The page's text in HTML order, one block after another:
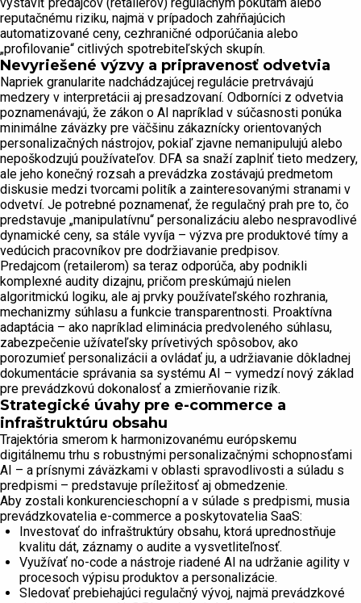
reputačnému riziku, najmä v prípadoch zahŕňajúcich
automatizované ceny, cezhraničné odporúčania alebo
„profilovanie“ citlivých spotrebiteľských skupín.
Nevyriešené výzvy a pripravenosť odvetvia
Napriek granularite nadchádzajúcej regulácie pretrvávajú
medzery v interpretácii aj presadzovaní. Odborníci z odvetvia
poznamenávajú, že zákon o AI napríklad v súčasnosti ponúka
minimálne záväzky pre väčšinu zákaznícky orientovaných
personalizačných nástrojov, pokiaľ zjavne nemanipulujú alebo
nepoškodzujú používateľov. DFA sa snaží zaplniť tieto medzery,
ale jeho konečný rozsah a prevádzka zostávajú predmetom
diskusie medzi tvorcami politík a zainteresovanými stranami v
odvetví. Je potrebné poznamenať, že regulačný prah pre to, čo
predstavuje „manipulatívnu“ personalizáciu alebo nespravodlivé
dynamické ceny, sa stále vyvíja – výzva pre produktové tímy a
vedúcich pracovníkov pre dodržiavanie predpisov.
Predajcom (retailerom) sa teraz odporúča, aby podnikli
komplexné audity dizajnu, pričom preskúmajú nielen
algoritmickú logiku, ale aj prvky používateľského rozhrania,
mechanizmy súhlasu a funkcie transparentnosti. Proaktívna
adaptácia – ako napríklad eliminácia predvoleného súhlasu,
zabezpečenie užívateľsky prívetivých spôsobov, ako
porozumieť personalizácii a ovládať ju, a udržiavanie dôkladnej
dokumentácie správania sa systému AI – vymedzí nový základ
pre prevádzkovú dokonalosť a zmierňovanie rizík.
Strategické úvahy pre e-commerce a
infraštruktúru obsahu
Trajektória smerom k harmonizovanému európskemu
digitálnemu trhu s robustnými personalizačnými schopnosťami
AI – a prísnymi záväzkami v oblasti spravodlivosti a súladu s
predpismi – predstavuje príležitosť aj obmedzenie.
Aby zostali konkurencieschopní a v súlade s predpismi, musia
prevádzkovatelia e-commerce a poskytovatelia SaaS:
Investovať do infraštruktúry obsahu, ktorá uprednostňuje
kvalitu dát, záznamy o audite a vysvetliteľnosť.
Využívať no-code a nástroje riadené AI na udržanie agility v
procesoch výpisu produktov a personalizácie.
Sledovať prebiehajúci regulačný vývoj, najmä prevádzkové